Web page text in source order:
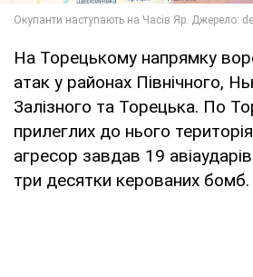
На Торецькому напрямку
атак у районах Північного,
Залізного та Торецька. По
прилеглих до нього
агресор завдав 19
три десятки керованих бомб.